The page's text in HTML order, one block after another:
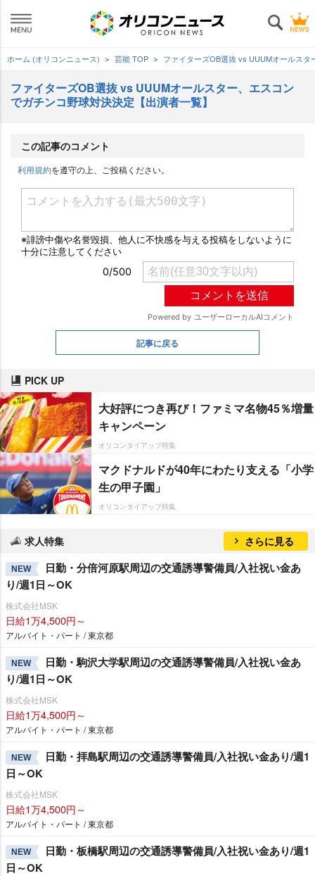
ホーム (オリコンニュース) 芸能 TOP ファイターズOB選抜 vs UUUMオールス
ファイターズOB選抜 vs UUUMオールスター、エスコン
でガチンコ野球対決決定【出演者一覧】
この記事のコメント
利用規約を遵守の上、ご投稿ください。
記事に戻る
PICK UP
大好評につき再び！ファミマ名物45％増量
キャンペーン
オリコンタイアップ特集
マクドナルドが40年にわたり支える「小学
生の甲子園」
オリコンタイアップ特集
求人特集 さらに見る
NEW
日勤・分倍河原駅周辺の交通誘導警備員/入社祝い金あ
り/週1日～OK
株式会社MSK
日給1万4,500円～
アルバイト・パート / 東京都
NEW
日勤・駒沢大学駅周辺の交通誘導警備員/入社祝い金あ
り/週1日～OK
株式会社MSK
日給1万4,500円～
アルバイト・パート / 東京都
NEW
日勤・拝島駅周辺の交通誘導警備員/入社祝い金あり/週1
日～OK
株式会社MSK
日給1万4,500円～
アルバイト・パート / 東京都
NEW
日勤・板橋駅周辺の交通誘導警備員/入社祝い金あり/週1
日～OK